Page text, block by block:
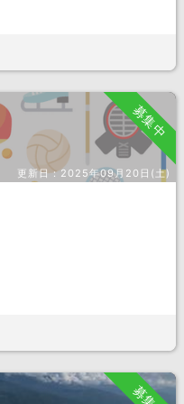
募集中
更新日：2025年09月20日(土)